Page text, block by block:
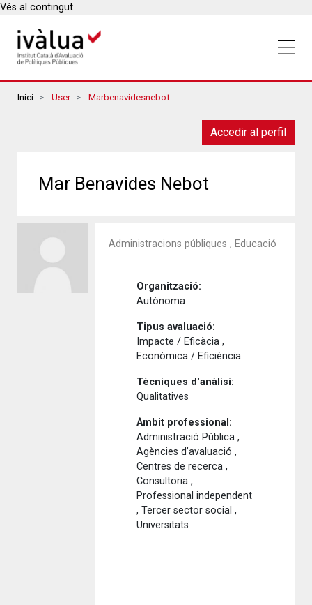
Vés al contingut
Breadcrumbs
Inici User Marbenavidesnebot
Accedir al perfil
Mar Benavides Nebot
Administracions públiques , Educació
Organització:
Autònoma
Tipus avaluació:
Impacte / Eficàcia ,
Econòmica / Eficiència
Tècniques d'anàlisi:
Qualitatives
Àmbit professional:
Administració Pública ,
Agències d’avaluació ,
Centres de recerca ,
Consultoria ,
Professional independent
, Tercer sector social ,
Universitats